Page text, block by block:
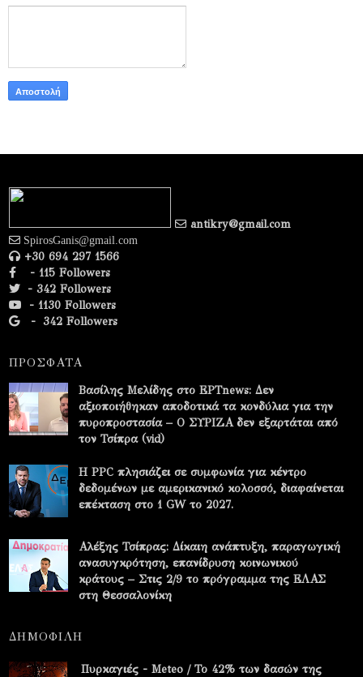
antikry@gmail.com
SpirosGanis@gmail.com
+30 694 297 1566
- 115 Followers
- 342 Followers
- 1130 Followers
- 342 Followers
ΠΡΟΣΦΑΤΑ
Βασίλης Μελίδης στο ΕΡΤnews: Δεν
αξιοποιήθηκαν αποδοτικά τα κονδύλια για την
πυροπροστασία – Ο ΣΥΡΙΖΑ δεν εξαρτάται από
τον Τσίπρα (vid)
Η PPC πλησιάζει σε συμφωνία για κέντρο
δεδομένων με αμερικανικό κολοσσό, διαφαίνεται
επέκταση στο 1 GW το 2027.
Αλέξης Τσίπρας: Δίκαιη ανάπτυξη, παραγωγική
ανασυγκρότηση, επανίδρυση κοινωνικού
κράτους – Στις 2/9 το πρόγραμμα της ΕΛΑΣ
στη Θεσσαλονίκη
ΔΗΜΟΦΙΛΗ
Πυρκαγιές - Meteo / Το 42% των δασών της